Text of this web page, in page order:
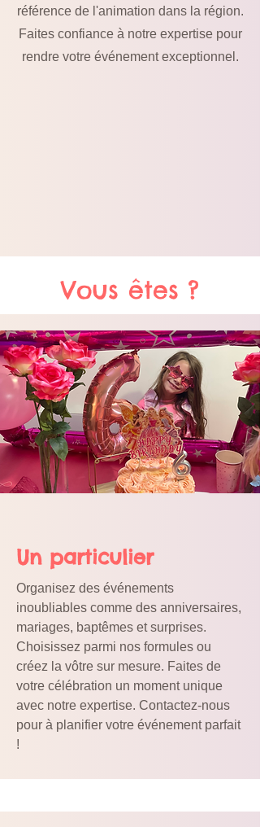
référence de l'animation dans la région.
Faites confiance à notre expertise pour
rendre votre événement exceptionnel.
Vous êtes ?
Un particulier
Organisez des événements
inoubliables comme des anniversaires,
mariages, baptêmes et surprises.
Choisissez parmi nos formules ou
créez la vôtre sur mesure. Faites de
votre célébration un moment unique
avec notre expertise. Contactez-nous
pour à planifier votre événement parfait
!